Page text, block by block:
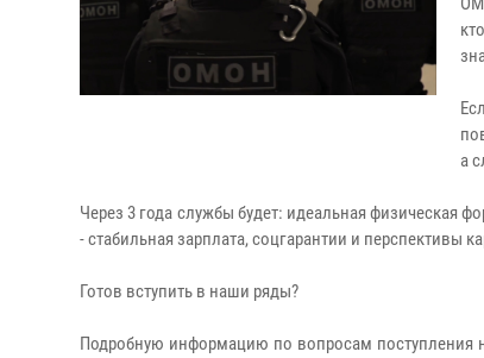
а
Через 3 года службы будет: идеальная физическая
- стабильная зарплата, соцгарантии и перспективы
Готов вступить в наши ряды?
Подробную информацию по вопросам поступления